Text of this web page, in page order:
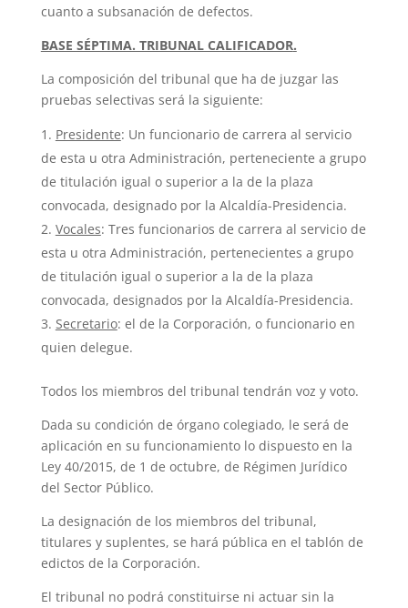
cuanto a subsanación de defectos.
BASE SÉPTIMA. TRIBUNAL CALIFICADOR.
La composición del tribunal que ha de juzgar las
pruebas selectivas será la siguiente:
Presidente: Un funcionario de carrera al servicio
de esta u otra Administración, perteneciente a grupo
de titulación igual o superior a la de la plaza
convocada, designado por la Alcaldía-Presidencia.
Vocales: Tres funcionarios de carrera al servicio de
esta u otra Administración, pertenecientes a grupo
de titulación igual o superior a la de la plaza
convocada, designados por la Alcaldía-Presidencia.
Secretario: el de la Corporación, o funcionario en
quien delegue.
Todos los miembros del tribunal tendrán voz y voto.
Dada su condición de órgano colegiado, le será de
aplicación en su funcionamiento lo dispuesto en la
Ley 40/2015, de 1 de octubre, de Régimen Jurídico
del Sector Público.
La designación de los miembros del tribunal,
titulares y suplentes, se hará pública en el tablón de
edictos de la Corporación.
El tribunal no podrá constituirse ni actuar sin la